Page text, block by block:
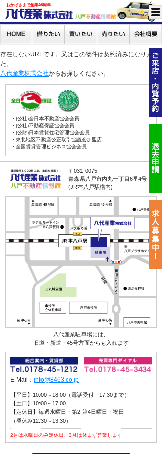
おかげさまで創業46周年
存在しないURLです。又はこの物件は契約済みになりまし
た。
八代産業株式会社からお探しください。
・(公社)全日本不動産協会会員
・(公社)不動産保証協会会員
・(公財)日本賃貸住宅管理協会会員
・東北地区不動産公正取引協議会加盟店
・全国賃貸管理ビジネス協会会員
〒031-0075
青森県八戸市内丸一丁目6番4号
(JR本八戸駅構内)
八代産業駐車場には、
旧道・新道・45号方面からも入れます
E-Mail： info@8463.co.jp
【平日】10:00～18:00（電話受付 17:30まで）
【土日】10:00～17:00
【定休日】毎週水曜日・第2 第4日曜日・祝日
（昼休み12:30～13:30）
2月は水曜日のみ定休日、3月は休まず営業します